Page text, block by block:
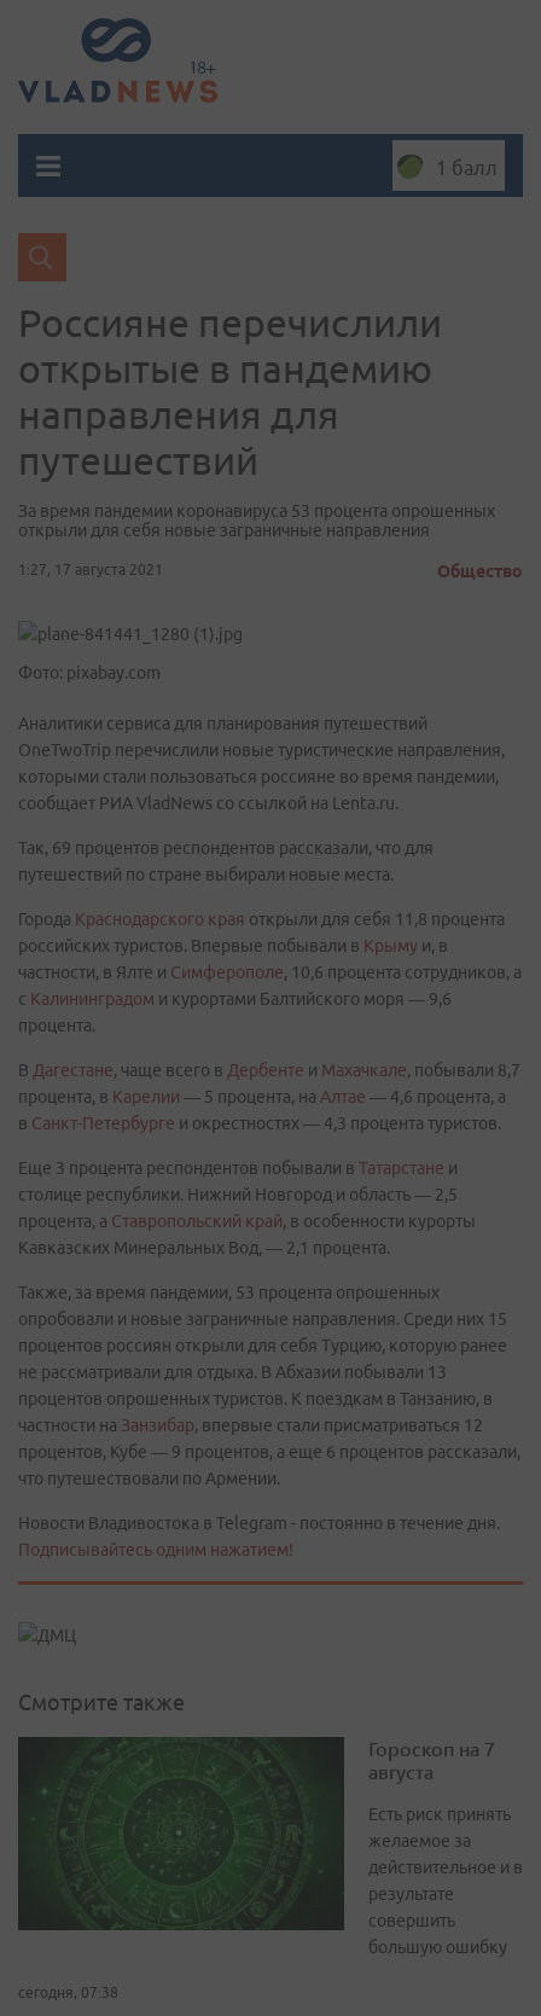
1 балл
Россияне перечислили
открытые в пандемию
направления для
путешествий
За время пандемии коронавируса 53 процента опрошенных
открыли для себя новые заграничные направления
1:27, 17 августа 2021 Общество
Фото: pixabay.com
Аналитики сервиса для планирования путешествий
OneTwoTrip перечислили новые туристические направления,
которыми стали пользоваться россияне во время пандемии,
сообщает РИА VladNews со ссылкой на Lenta.ru.
Так, 69 процентов респондентов рассказали, что для
путешествий по стране выбирали новые места.
Города Краснодарского края открыли для себя 11,8 процента
российских туристов. Впервые побывали в Крыму и, в
частности, в Ялте и Симферополе, 10,6 процента сотрудников, а
с Калининградом и курортами Балтийского моря — 9,6
процента.
В Дагестане, чаще всего в Дербенте и Махачкале, побывали 8,7
процента, в Карелии — 5 процента, на Алтае — 4,6 процента, а
в Санкт-Петербурге и окрестностях — 4,3 процента туристов.
Еще 3 процента респондентов побывали в Татарстане и
столице республики. Нижний Новгород и область — 2,5
процента, а Ставропольский край, в особенности курорты
Кавказских Минеральных Вод, — 2,1 процента.
Также, за время пандемии, 53 процента опрошенных
опробовали и новые заграничные направления. Среди них 15
процентов россиян открыли для себя Турцию, которую ранее
не рассматривали для отдыха. В Абхазии побывали 13
процентов опрошенных туристов. К поездкам в Танзанию, в
частности на Занзибар, впервые стали присматриваться 12
процентов, Кубе — 9 процентов, а еще 6 процентов рассказали,
что путешествовали по Армении.
Новости Владивостока в Telegram - постоянно в течение дня.
Подписывайтесь одним нажатием!
Смотрите также
Гороскоп на 7
августа
Есть риск принять
желаемое за
действительное и в
результате
совершить
большую ошибку
сегодня, 07:38